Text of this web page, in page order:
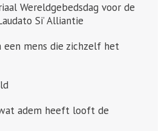
Wereldgebedsdag voor de
Si’ Alliantie
een mens die zichzelf het
adem heeft looft de